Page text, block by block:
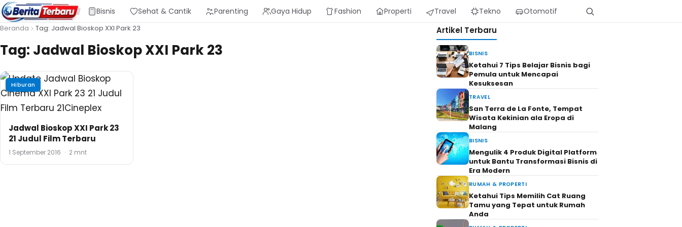
Bisnis Sehat & Cantik Parenting Gaya Hidup Fashion Properti Travel Tekno Otomotif
Beranda Tag: Jadwal Bioskop XXI Park 23
Tag: Jadwal Bioskop XXI Park 23
Hiburan
Jadwal Bioskop XXI Park 23
21 Judul Film Terbaru
1 September 2016 · 2 mnt
Artikel Terbaru
BISNIS
Ketahui 7 Tips Belajar Bisnis bagi
Pemula untuk Mencapai
Kesuksesan
TRAVEL
San Terra de La Fonte, Tempat
Wisata Kekinian ala Eropa di
Malang
BISNIS
Mengulik 4 Produk Digital Platform
untuk Bantu Transformasi Bisnis di
Era Modern
RUMAH & PROPERTI
Ketahui Tips Memilih Cat Ruang
Tamu yang Tepat untuk Rumah
Anda